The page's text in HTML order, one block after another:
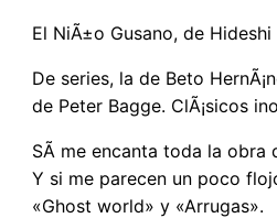
El NiÃ±o Gusano, de Hideshi
De series, la de Beto
de Peter Bagge. ClÃ¡sicos
SÃ­ me encanta toda la obra
Y si me parecen un poco
«Ghost world» y «Arrugas».